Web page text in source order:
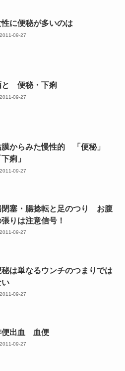
に便秘が多いのは
2011-09-27
と 便秘・下痢
2011-09-27
膜からみた慢性的 「便秘」
下痢」
2011-09-27
閉塞・腸捻転と足のつり お腹
りは注意信号！
2011-09-27
は単なるウンチのつまりでは
2011-09-27
便出血 血便
2011-09-27